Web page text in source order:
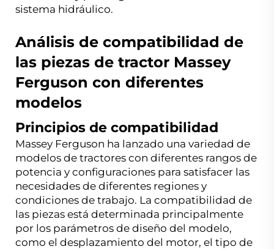
sistema hidráulico.
Análisis de compatibilidad de
las piezas de tractor Massey
Ferguson con diferentes
modelos
Principios de compatibilidad
Massey Ferguson ha lanzado una variedad de
modelos de tractores con diferentes rangos de
potencia y configuraciones para satisfacer las
necesidades de diferentes regiones y
condiciones de trabajo. La compatibilidad de
las piezas está determinada principalmente
por los parámetros de diseño del modelo,
como el desplazamiento del motor, el tipo de